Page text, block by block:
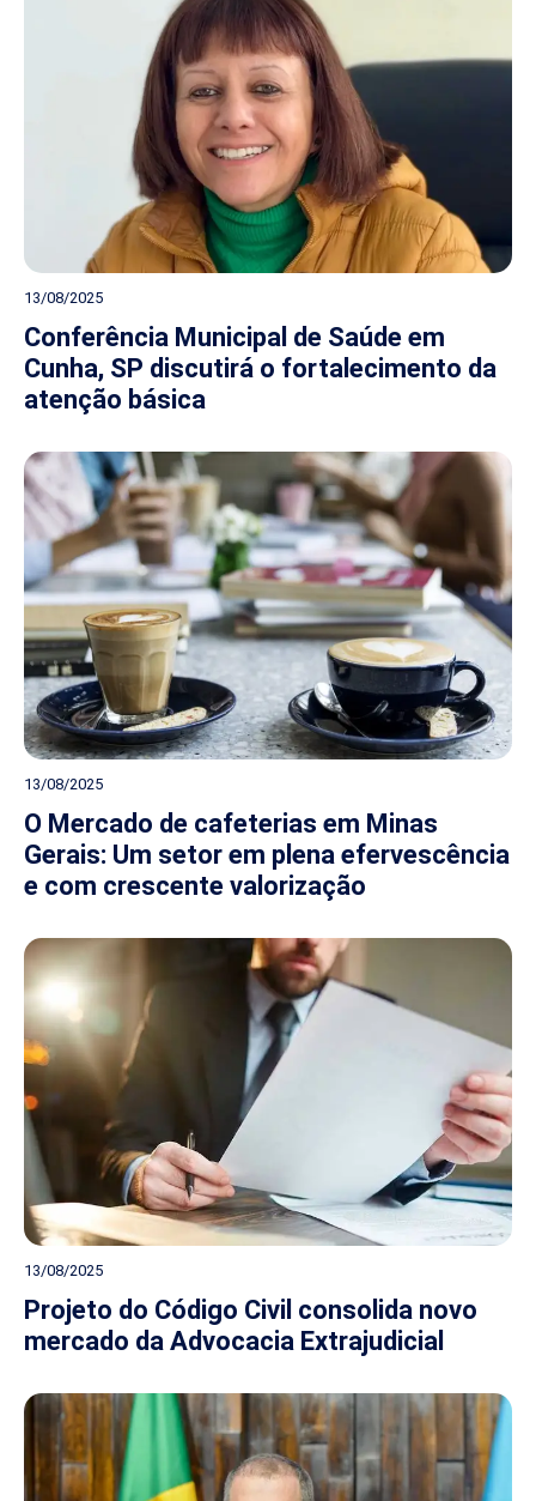
13/08/2025
Conferência Municipal de Saúde em
Cunha, SP discutirá o fortalecimento da
atenção básica
13/08/2025
O Mercado de cafeterias em Minas
Gerais: Um setor em plena efervescência
e com crescente valorização
13/08/2025
Projeto do Código Civil consolida novo
mercado da Advocacia Extrajudicial